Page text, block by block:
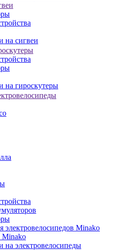
на сигвеи
на гироскутеры
электровелосипедов Minako
Minako
на электровелосипеды